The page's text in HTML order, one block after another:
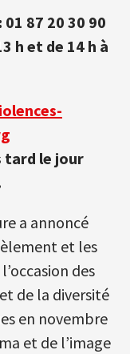
87 20 30 90
h et de 14 h à
tard le jour
a annoncé
et les
des
de la diversité
en novembre
et de l’image